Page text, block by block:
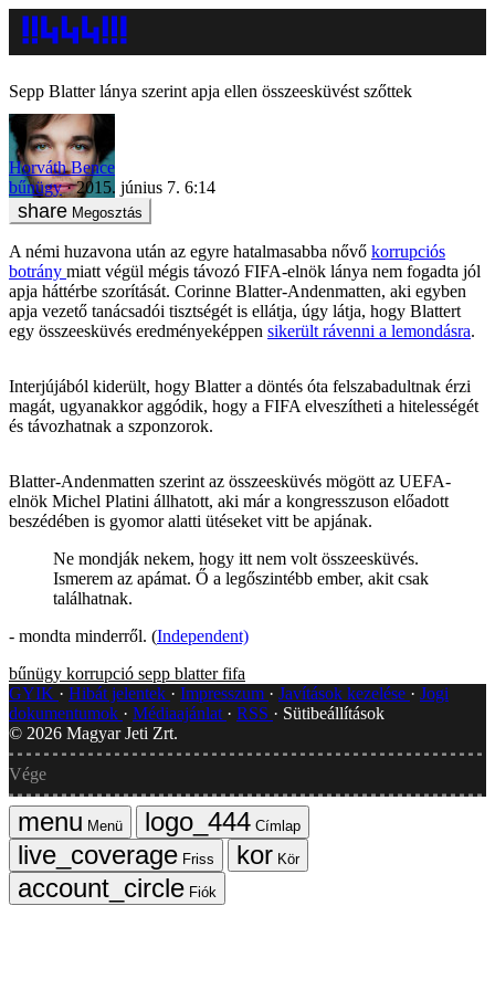
Sepp Blatter lánya szerint apja ellen összeesküvést szőttek
Horváth Bence
bűnügy
2015. június 7. 6:14
Megosztás
A némi huzavona után az egyre hatalmasabba nővő korrupciós
botrány miatt végül mégis távozó FIFA-elnök lánya nem fogadta jól
apja háttérbe szorítását. Corinne Blatter-Andenmatten, aki egyben
apja vezető tanácsadói tisztségét is ellátja, úgy látja, hogy Blattert
egy összeesküvés eredményeképpen sikerült rávenni a lemondásra.
Interjújából kiderült, hogy Blatter a döntés óta felszabadultnak érzi
magát, ugyanakkor aggódik, hogy a FIFA elveszítheti a hitelességét
és távozhatnak a szponzorok.
Blatter-Andenmatten szerint az összeesküvés mögött az UEFA-
elnök Michel Platini állhatott, aki már a kongresszuson előadott
beszédében is gyomor alatti ütéseket vitt be apjának.
Ne mondják nekem, hogy itt nem volt összeesküvés.
Ismerem az apámat. Ő a legőszintébb ember, akit csak
találhatnak.
- mondta minderről. (Independent)
bűnügy korrupció sepp blatter fifa
GYIK
Hibát jelentek Impresszum Javítások kezelése
Jogi
dokumentumok
Médiaajánlat RSS
Sütibeállítások
© 2026 Magyar Jeti Zrt.
Vége
Menü
Címlap
Friss
Kör
Fiók